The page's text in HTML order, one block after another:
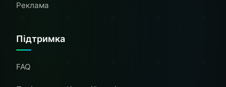
Реклама
Підтримка
FAQ